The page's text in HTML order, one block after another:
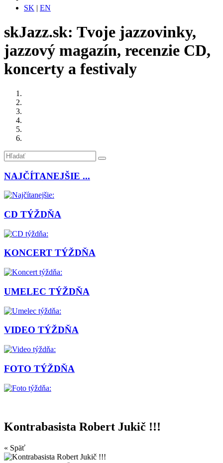
SK | EN
skJazz.sk: Tvoje jazzovinky,
jazzový magazín, recenzie CD,
koncerty a festivaly
NAJČÍTANEJŠIE ...
CD TÝŽDŇA
KONCERT TÝŽDŇA
UMELEC TÝŽDŇA
VIDEO TÝŽDŇA
FOTO TÝŽDŇA
Kontrabasista Robert Jukič !!!
« Späť